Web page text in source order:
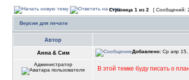
Страница 1 из 2 [ Сообщений:
Версия для печати
Автор
Анна & Сим Добавлено: Ср апр
Администратор
В этой темке буду писать о